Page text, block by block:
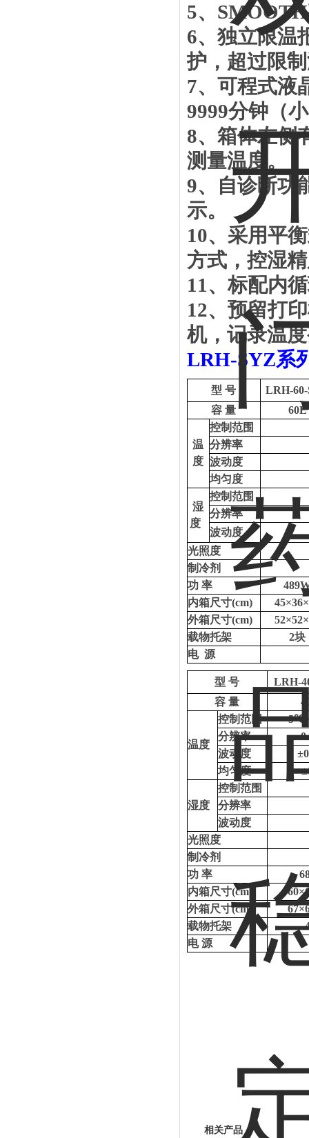
5、 SMOOTH
6、独立限温
护，超过限
7、可程式液
9999分钟（
8、箱体左侧
测量温度。
9、自诊断功
示。
10、采用平
方式，控湿
11、标配内
12、 预留打
机，记录温
LRH-SYZ系
型 号
LRH-
容 量 60L
温
度
控制范围
分辨率
波动度
均匀度
湿
度
控制范围
分辨率
波动度
光照度
制冷剂
功 率
内箱尺寸(cm)
外箱尺寸(cm)
载物托架
2块
电 源
型 号
LRH-
容 量
温度
控制范围 5℃
分辨率
波动度
均匀度
湿度
控制范围
分辨率
波动度
光照度
制冷剂
功 率
内箱尺寸(cm)
外箱尺寸(cm)
载物托架
电 源
相关产品